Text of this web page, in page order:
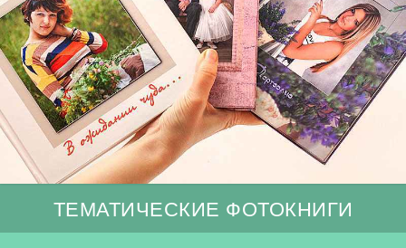
ТЕМАТИЧЕСКИЕ ФОТОКНИГИ